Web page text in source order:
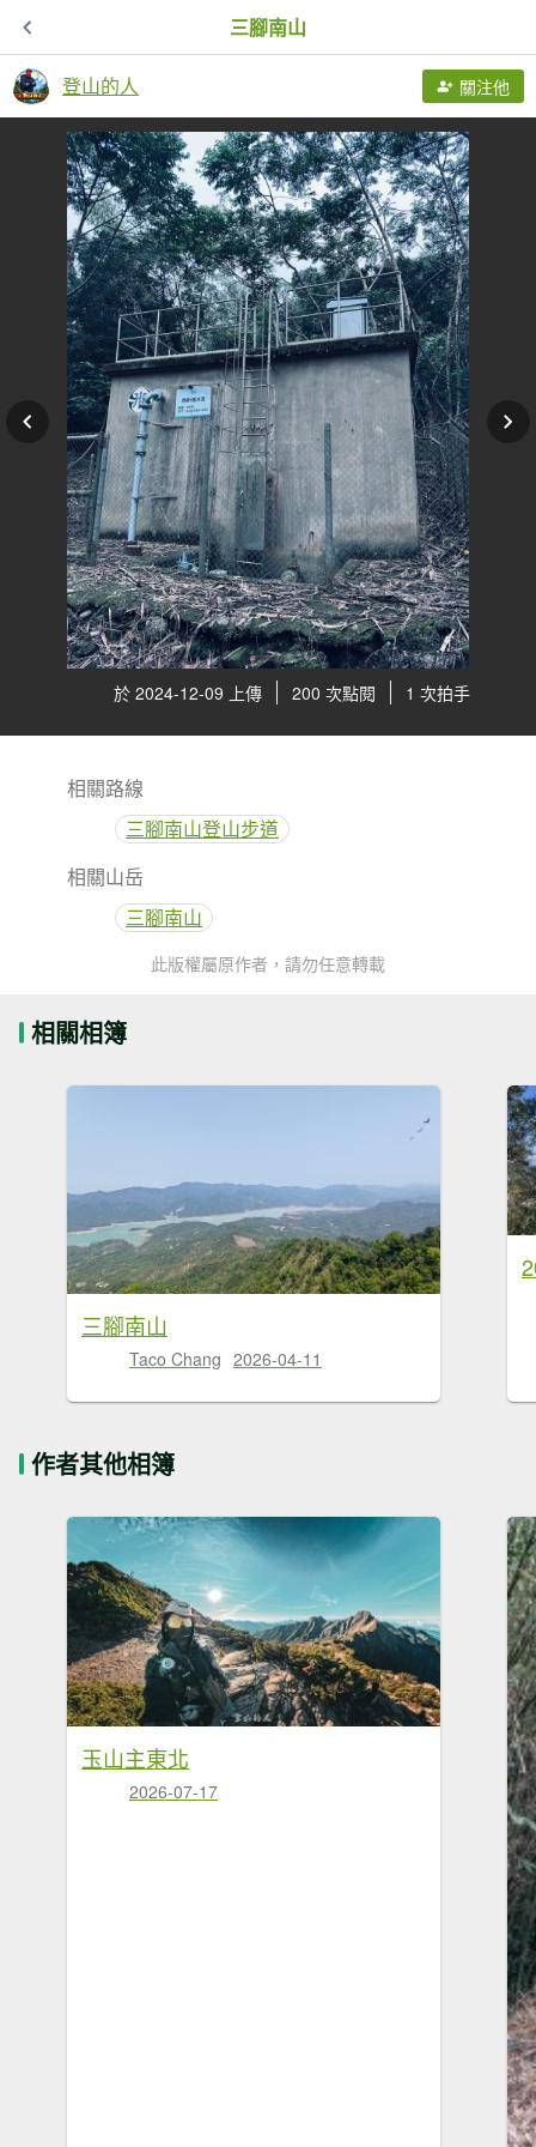
三腳南山
登山的人 關注他
於 2024-12-09 上傳 200 次點閱 1 次拍手
相關路線
三腳南山登山步道
相關山岳
三腳南山
此版權屬原作者，請勿任意轉載
相關相簿
三腳南山
Taco Chang 2026-04-11
作者其他相簿
玉山主東北
2026-07-17